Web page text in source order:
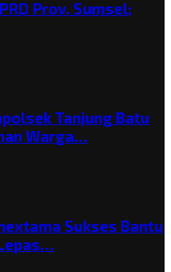
Prov. Sumsel;
Tanjung Batu
Warga…
Sukses Bantu